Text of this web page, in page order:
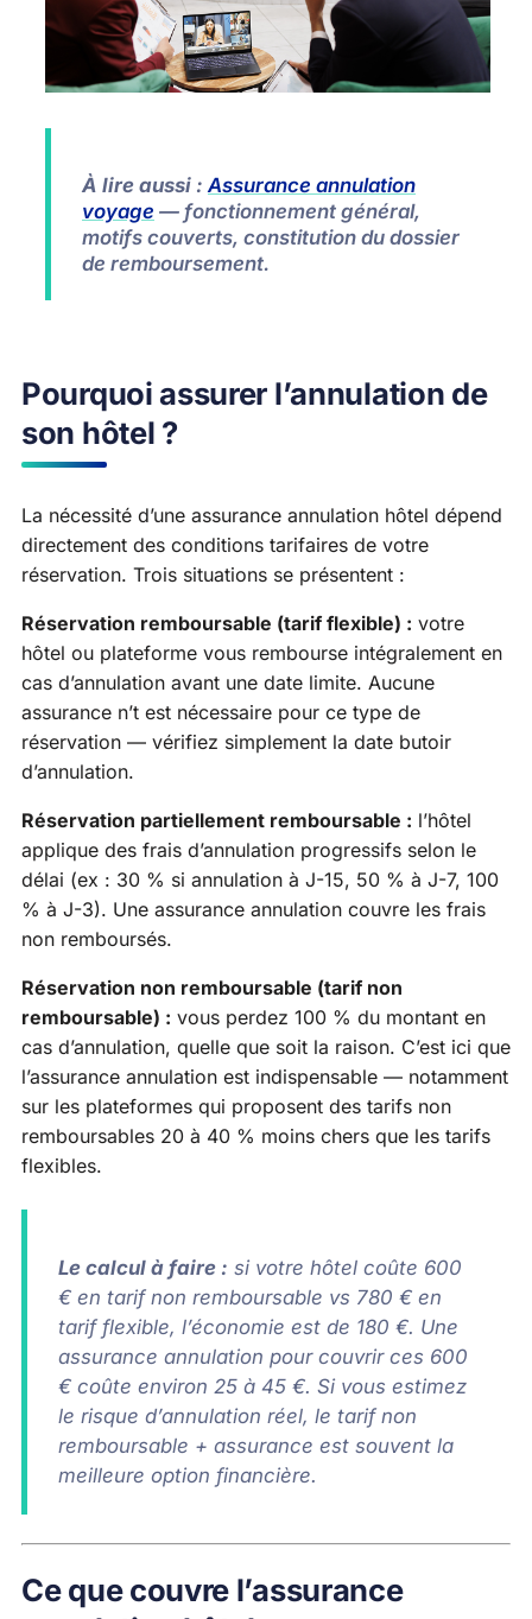
À lire aussi : Assurance annulation
voyage — fonctionnement général,
motifs couverts, constitution du dossier
de remboursement.
Pourquoi assurer l’annulation de
son hôtel ?
La nécessité d’une assurance annulation hôtel dépend
directement des conditions tarifaires de votre
réservation. Trois situations se présentent :
Réservation remboursable (tarif flexible) : votre
hôtel ou plateforme vous rembourse intégralement en
cas d’annulation avant une date limite. Aucune
assurance n’t est nécessaire pour ce type de
réservation — vérifiez simplement la date butoir
d’annulation.
Réservation partiellement remboursable : l’hôtel
applique des frais d’annulation progressifs selon le
délai (ex : 30 % si annulation à J-15, 50 % à J-7, 100
% à J-3). Une assurance annulation couvre les frais
non remboursés.
Réservation non remboursable (tarif non
remboursable) : vous perdez 100 % du montant en
cas d’annulation, quelle que soit la raison. C’est ici que
l’assurance annulation est indispensable — notamment
sur les plateformes qui proposent des tarifs non
remboursables 20 à 40 % moins chers que les tarifs
flexibles.
Le calcul à faire : si votre hôtel coûte 600
€ en tarif non remboursable vs 780 € en
tarif flexible, l’économie est de 180 €. Une
assurance annulation pour couvrir ces 600
€ coûte environ 25 à 45 €. Si vous estimez
le risque d’annulation réel, le tarif non
remboursable + assurance est souvent la
meilleure option financière.
Ce que couvre l’assurance